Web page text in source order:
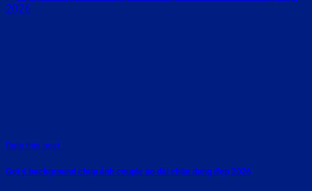
Rate this post
Gợi ý background chụp ảnh couple áo dài chân dung đẹp 2026